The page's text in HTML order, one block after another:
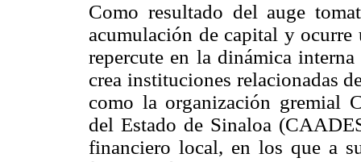
Como resultado del auge
acumulación de capital y ocurre
repercute en la dinámica
crea instituciones relacionadas
como la organización gremial
del Estado de Sinaloa
financiero local, en los que a